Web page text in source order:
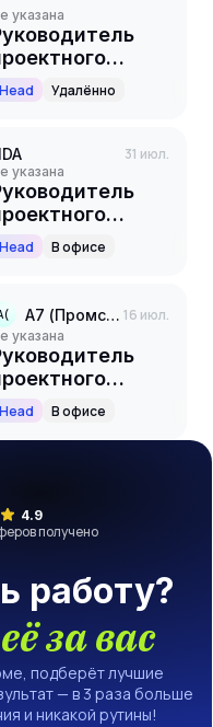
Не указана
офиса
(корпоративный
Head Удалённо
31 июл.
Не указана
офиса
Head В офисе
А7 (Промсвязьбанк) 16 июл.
Не указана
офиса
Head В офисе
4.9
получено
работу?
за вас
подберёт лучшие
— в 3 раза больше
и никакой рутины!